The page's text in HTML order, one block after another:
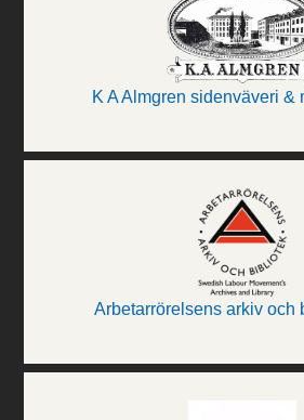
K A Almgren sidenväveri &
Arbetarrörelsens arkiv och